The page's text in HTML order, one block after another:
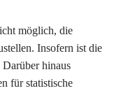
möglich, die
Insofern ist die
hinaus
für statistische